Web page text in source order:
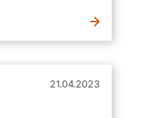
21.04.2023